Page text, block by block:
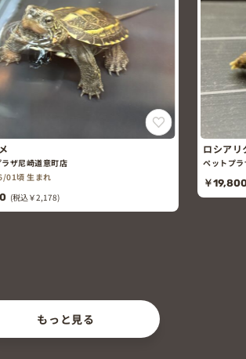
ザ尼崎道意町店
01頃 生まれ
(税込￥2,178)
ロシアリ
ペットプ
￥
もっと見る